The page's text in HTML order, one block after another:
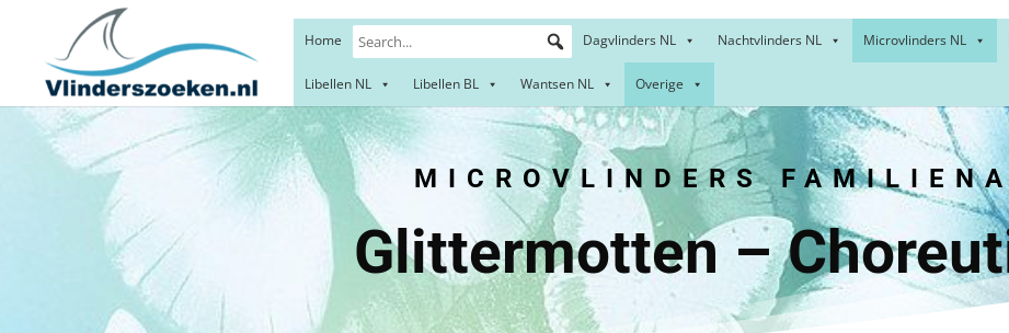
Home Dagvlinders NL Nachtvlinders NL Microvlinders NL
Libellen NL Libellen BL Wantsen NL Overige
MICROVLINDERS
Glittermotten –